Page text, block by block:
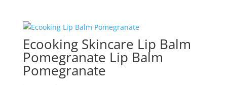
var:
kr219.00.
är:
kr175.20.
Ecooking Skincare Lip Balm
Pomegranate Lip Balm
Pomegranate